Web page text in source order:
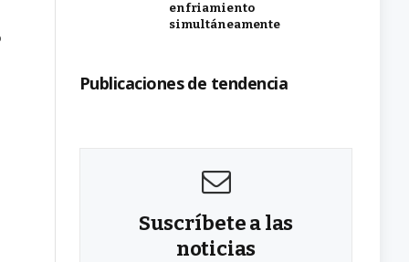
enfriamiento
simultáneamente
Publicaciones de tendencia
Suscríbete a las
noticias